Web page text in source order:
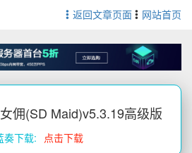
返回文章页面 网站首页
佣(SD Maid)v5.3.19高级版
奏下载: 点击下载